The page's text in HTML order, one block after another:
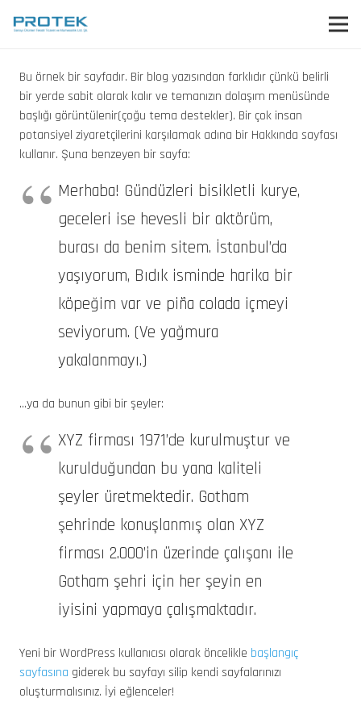
Bu örnek bir sayfadır. Bir blog yazısından farklıdır çünkü belirli
bir yerde sabit olarak kalır ve temanızın dolaşım menüsünde
başlığı görüntülenir(çoğu tema destekler). Bir çok insan
potansiyel ziyaretçilerini karşılamak adına bir Hakkında sayfası
kullanır. Şuna benzeyen bir sayfa:
Merhaba! Gündüzleri bisikletli kurye,
geceleri ise hevesli bir aktörüm,
burası da benim sitem. İstanbul’da
yaşıyorum, Bıdık isminde harika bir
köpeğim var ve piña colada içmeyi
seviyorum. (Ve yağmura
yakalanmayı.)
…ya da bunun gibi bir şeyler:
XYZ firması 1971’de kurulmuştur ve
kurulduğundan bu yana kaliteli
şeyler üretmektedir. Gotham
şehrinde konuşlanmış olan XYZ
firması 2.000’in üzerinde çalışanı ile
Gotham şehri için her şeyin en
iyisini yapmaya çalışmaktadır.
Yeni bir WordPress kullanıcısı olarak öncelikle başlangıç
sayfasına giderek bu sayfayı silip kendi sayfalarınızı
oluşturmalısınız. İyi eğlenceler!